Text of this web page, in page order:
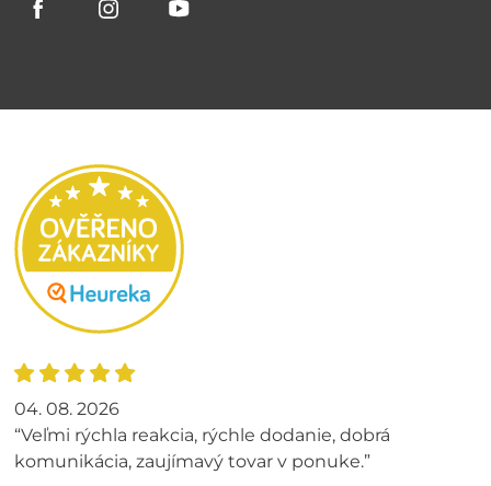
04. 08. 2026
“Veľmi rýchla reakcia, rýchle dodanie, dobrá
komunikácia, zaujímavý tovar v ponuke.”